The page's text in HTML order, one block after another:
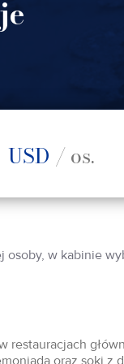
USD / os.
w kabinie
restauracjach
oraz soki z